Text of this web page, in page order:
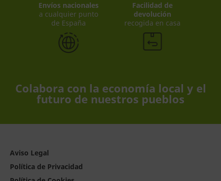
Envíos nacionales
a cualquier punto
de España
Facilidad de
devolución
recogida en casa
Colabora con la economía local y el
futuro de nuestros pueblos
Aviso Legal
Política de Privacidad